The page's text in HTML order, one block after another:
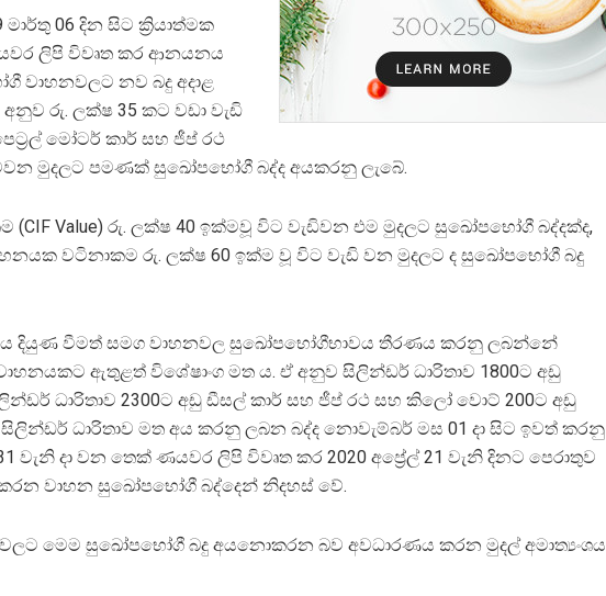
06 දින සිට ක්‍රියාත්මක
ලිපි විවෘත කර ආනයනය
වාහනවලට නව බදු අදාළ
රු. ලක්ෂ 35 කට වඩා වැඩි
මෝටර් කාර් සහ ජීප් රථ
මුදලට පමණක් සුඛෝපභෝගී බද්ද අයකරනු ලැබේ.
Value) රු. ලක්ෂ 40 ඉක්මවූ විට වැඩිවන එම මුදලට සුඛෝපභෝගී බද්දක්ද,
වටිනාකම රු. ලක්ෂ 60 ඉක්ම වූ විට වැඩි වන මුදලට ද සුඛෝපභෝගී බදු
දියුණ වීමත් සමග වාහනවල සුඛෝපභෝගීභාවය තීරණය කරනු ලබන්නේ
ඇතුළත් විශේෂාංග මත ය. ඒ අනුව සිලින්ඩර් ධාරිතාව 1800ට අඩු
ධාරිතාව 2300ට අඩු ඩීසල් කාර් සහ ජීප් රථ සහ කිලෝ වොට් 200ට අඩු
ධාරිතාව මත අය කරනු ලබන බද්ද නොවැම්බර් මස 01 දා සිට ඉවත් කරනු
දා වන තෙක් ණයවර ලිපි විවෘත කර 2020 අප්‍රේල් 21 වැනි දිනට පෙරාතුව
වාහන සුඛෝපභෝගී බද්දෙන් නිදහස් වේ.
මෙම සුඛෝපභෝගී බදු අයනොකරන බව අවධාරණය කරන මුදල් අමාත්‍යංශය